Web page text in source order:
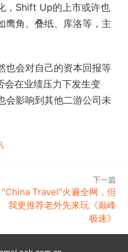
，Shift Up的上市或许也
鹰角、叠纸、库洛等，主
也会对自己的资本回报等
在业绩压力下发生变
会影响到其他二游公司未
下一篇
“China Travel”火遍全网，但
我更推荐老外先来玩《巅峰
极速》